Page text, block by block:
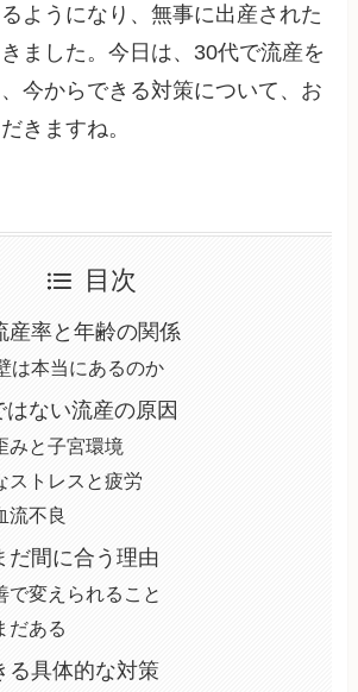
ようになり、無事に出産された
ました。今日は、30代で流産を
今からできる対策について、お
きますね。
目次
産率と年齢の関係
は本当にあるのか
ない流産の原因
みと子宮環境
ストレスと疲労
流不良
だ間に合う理由
で変えられること
だある
る具体的な対策